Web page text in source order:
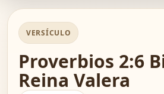
VERSÍCULO
Proverbios 2:6
Reina Valera